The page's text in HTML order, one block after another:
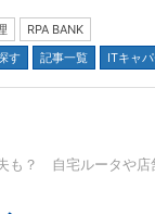
RPA BANK
す 記事一覧 ITキャ
も？ 自宅ルータや店